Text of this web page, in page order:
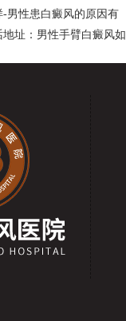
男性患白癜风的原因有
址：男性手臂白癜风如